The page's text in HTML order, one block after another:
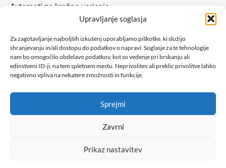
Upravljanje soglasja
Za zagotavljanje najboljših izkušenj uporabljamo piškotke, ki služijo
shranjevanju in/ali dostopu do podatkov o napravi. Soglasje za te tehnologije
nam bo omogočilo obdelavo podatkov, kot so vedenje pri brskanju ali
edinstveni ID-ji, na tem spletnem mestu. Neprivolitev ali preklic privolitve lahko
negativno vpliva na nekatere zmožnosti in funkcije.
Sprejmi
Zavrni
Prikaz nastavitev
Avtomati za krožno varjenje
Konzolni varilni stroji
Obračalne naprave
Kontaktirajte nas
info@avp.si
+386 1 514 04 10
Cesta v Log 15, 1351 Brezovica pri Ljubljani
Slovenija
varilnih procesov | Vse pravice